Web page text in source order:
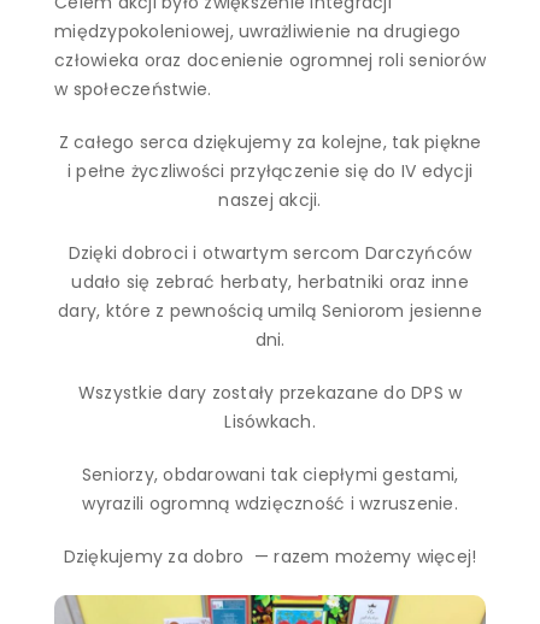
międzypokoleniowej, uwrażliwienie na drugiego
człowieka oraz docenienie ogromnej roli seniorów
w społeczeństwie.
Z całego serca dziękujemy za kolejne, tak piękne
i pełne życzliwości przyłączenie się do IV edycji
naszej akcji.
Dzięki dobroci i otwartym sercom Darczyńców
udało się zebrać herbaty, herbatniki oraz inne
dary, które z pewnością umilą Seniorom jesienne
dni.
Wszystkie dary zostały przekazane do DPS w
Lisówkach.
Seniorzy, obdarowani tak ciepłymi gestami,
wyrazili ogromną wdzięczność i wzruszenie.
Dziękujemy za dobro — razem możemy więcej!